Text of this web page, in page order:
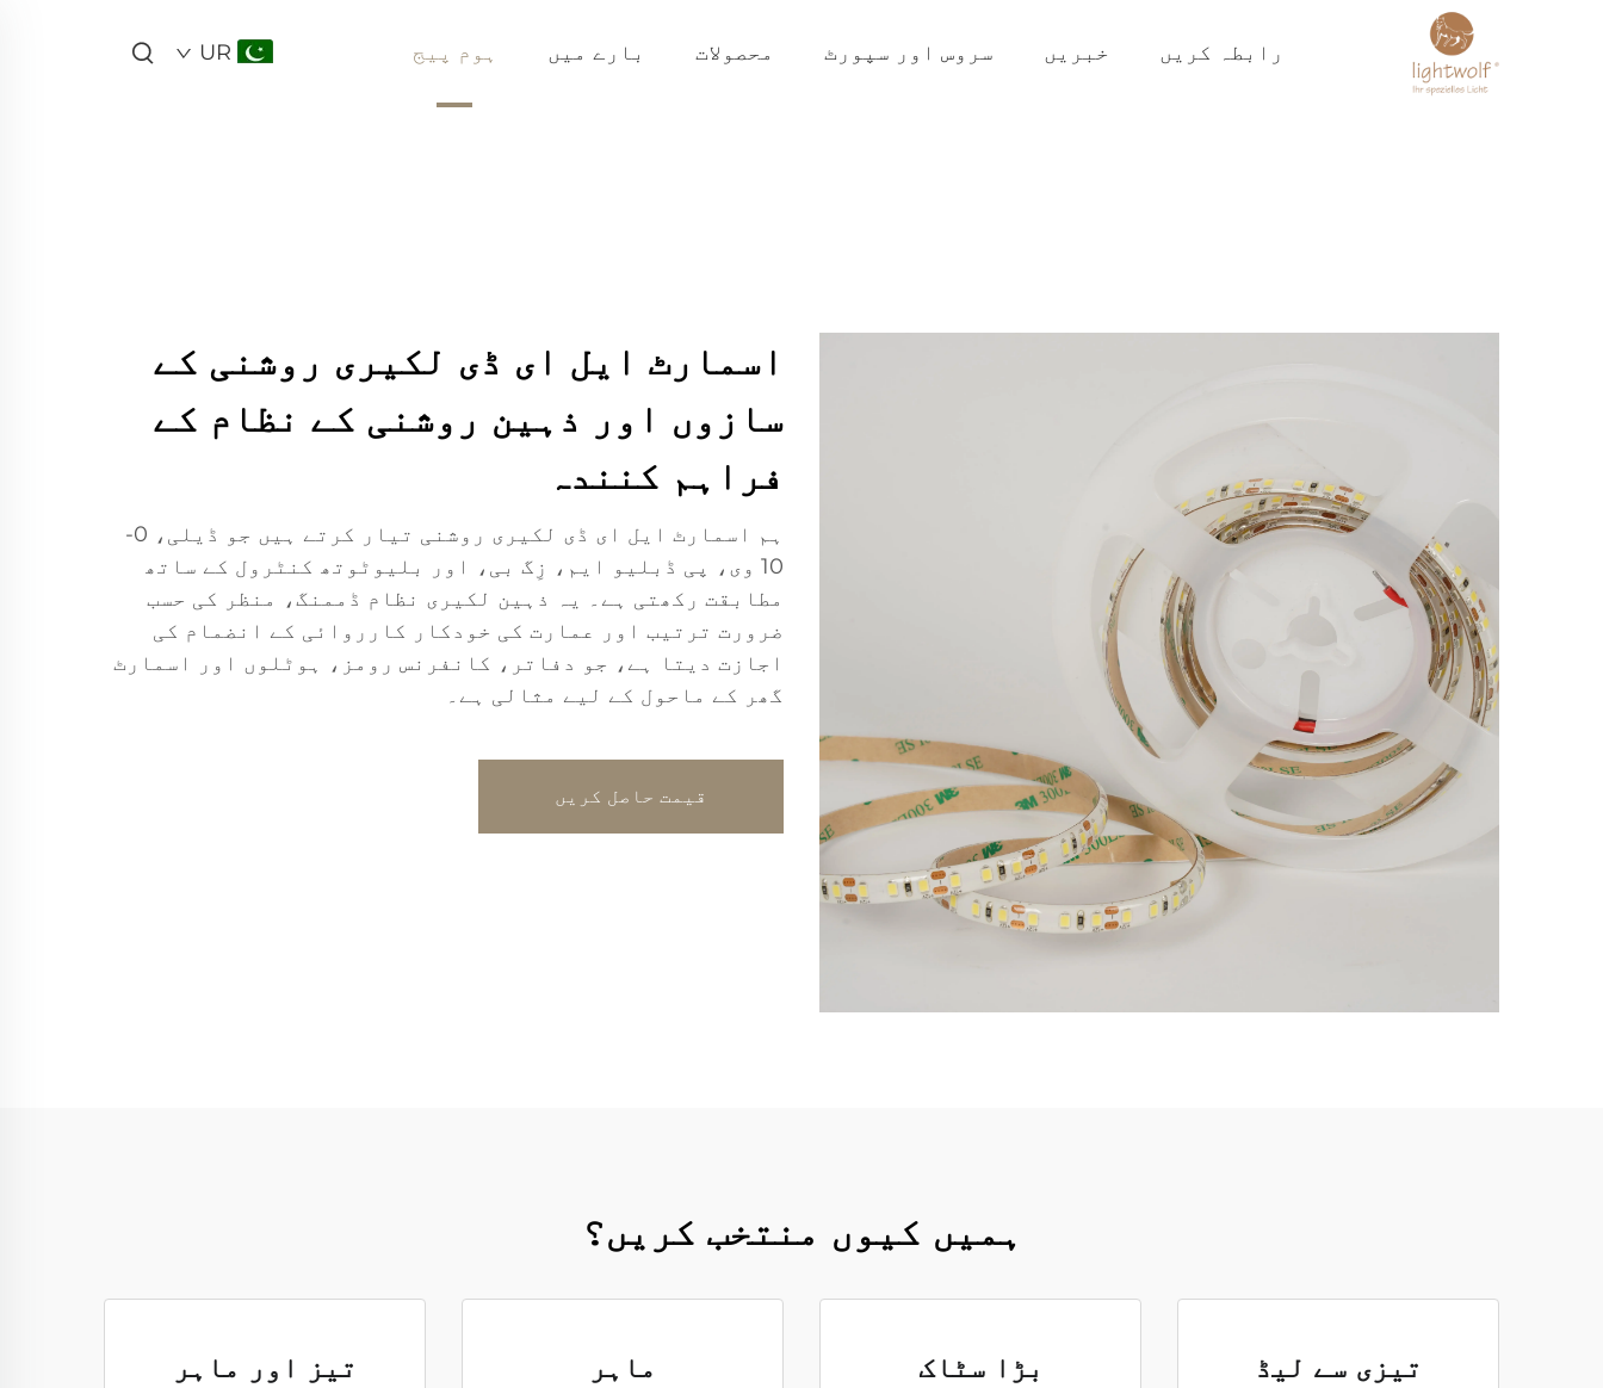
ہوم پیج بارے میں محصولات سروس اور سپورٹ خبریں رابطہ کریں UR
اسمارٹ ایل ای ڈی لکیری روشنی کے
سازوں اور ذہین روشنی کے نظام کے
فراہم کنندہ
ہم اسمارٹ ایل ای ڈی لکیری روشنی تیار کرتے ہیں جو ڈیلی، 0-
10 وی، پی ڈبلیو ایم، زِگ بی، اور بلیوٹوتھ کنٹرول کے ساتھ
مطابقت رکھتی ہے۔ یہ ذہین لکیری نظام ڈممنگ، منظر کی حسب
ضرورت ترتیب اور عمارت کی خودکار کارروائی کے انضمام کی
اجازت دیتا ہے، جو دفاتر، کانفرنس رومز، ہوٹلوں اور اسمارٹ
گھر کے ماحول کے لیے مثالی ہے۔
قیمت حاصل کریں
ہمیں کیوں منتخب کریں؟
تیزی سے لیڈ
بڑا سٹاک
ماہر
تیز اور ماہر